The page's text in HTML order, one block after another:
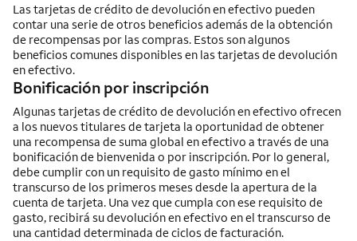
Las tarjetas de crédito de devolución en efectivo pueden
contar una serie de otros beneficios además de la obtención
de recompensas por las compras. Estos son algunos
beneficios comunes disponibles en las tarjetas de devolución
en efectivo.
Bonificación por inscripción
Algunas tarjetas de crédito de devolución en efectivo ofrecen
a los nuevos titulares de tarjeta la oportunidad de obtener
una recompensa de suma global en efectivo a través de una
bonificación de bienvenida o por inscripción. Por lo general,
debe cumplir con un requisito de gasto mínimo en el
transcurso de los primeros meses desde la apertura de la
cuenta de tarjeta. Una vez que cumpla con ese requisito de
gasto, recibirá su devolución en efectivo en el transcurso de
una cantidad determinada de ciclos de facturación.